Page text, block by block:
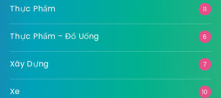
Thực Phẩm 11
Thực Phẩm – Đồ Uống 6
Xây Dựng 7
Xe 10